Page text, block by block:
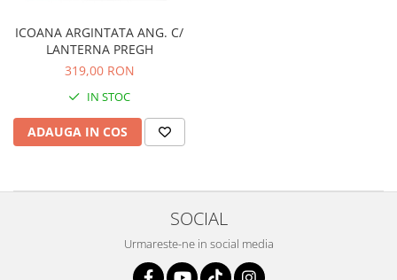
ICOANA ARGINTATA ANG. C/
LANTERNA PREGH
319,00 RON
IN STOC
ADAUGA IN COS
SOCIAL
Urmareste-ne in social media